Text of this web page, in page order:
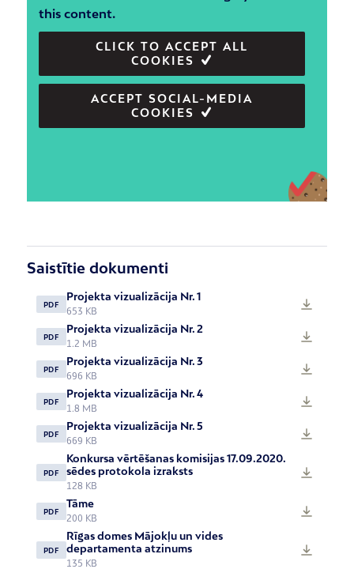
this content.
CLICK TO ACCEPT ALL
COOKIES
ACCEPT SOCIAL-MEDIA
COOKIES
Saistītie dokumenti
PDF
Projekta vizualizācija Nr. 1
653 KB
PDF
Projekta vizualizācija Nr. 2
1.2 MB
PDF
Projekta vizualizācija Nr. 3
696 KB
PDF
Projekta vizualizācija Nr. 4
1.8 MB
PDF
Projekta vizualizācija Nr. 5
669 KB
PDF
Konkursa vērtēšanas komisijas 17.09.2020.
sēdes protokola izraksts
128 KB
PDF
Tāme
200 KB
PDF
Rīgas domes Mājokļu un vides
departamenta atzinums
135 KB